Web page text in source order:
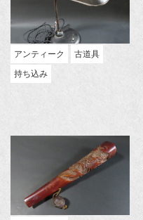
アンティーク
古道具
持ち込み